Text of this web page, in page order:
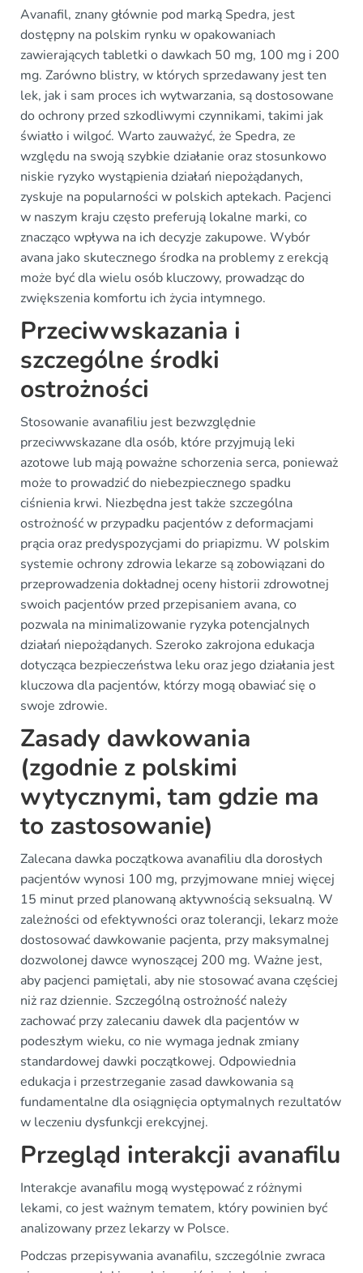
Avanafil, znany głównie pod marką Spedra, jest
dostępny na polskim rynku w opakowaniach
zawierających tabletki o dawkach 50 mg, 100 mg i 200
mg. Zarówno blistry, w których sprzedawany jest ten
lek, jak i sam proces ich wytwarzania, są dostosowane
do ochrony przed szkodliwymi czynnikami, takimi jak
światło i wilgoć. Warto zauważyć, że Spedra, ze
względu na swoją szybkie działanie oraz stosunkowo
niskie ryzyko wystąpienia działań niepożądanych,
zyskuje na popularności w polskich aptekach. Pacjenci
w naszym kraju często preferują lokalne marki, co
znacząco wpływa na ich decyzje zakupowe. Wybór
avana jako skutecznego środka na problemy z erekcją
może być dla wielu osób kluczowy, prowadząc do
zwiększenia komfortu ich życia intymnego.
Przeciwwskazania i
szczególne środki
ostrożności
Stosowanie avanafiliu jest bezwzględnie
przeciwwskazane dla osób, które przyjmują leki
azotowe lub mają poważne schorzenia serca, ponieważ
może to prowadzić do niebezpiecznego spadku
ciśnienia krwi. Niezbędna jest także szczególna
ostrożność w przypadku pacjentów z deformacjami
prącia oraz predyspozycjami do priapizmu. W polskim
systemie ochrony zdrowia lekarze są zobowiązani do
przeprowadzenia dokładnej oceny historii zdrowotnej
swoich pacjentów przed przepisaniem avana, co
pozwala na minimalizowanie ryzyka potencjalnych
działań niepożądanych. Szeroko zakrojona edukacja
dotycząca bezpieczeństwa leku oraz jego działania jest
kluczowa dla pacjentów, którzy mogą obawiać się o
swoje zdrowie.
Zasady dawkowania
(zgodnie z polskimi
wytycznymi, tam gdzie ma
to zastosowanie)
Zalecana dawka początkowa avanafiliu dla dorosłych
pacjentów wynosi 100 mg, przyjmowane mniej więcej
15 minut przed planowaną aktywnością seksualną. W
zależności od efektywności oraz tolerancji, lekarz może
dostosować dawkowanie pacjenta, przy maksymalnej
dozwolonej dawce wynoszącej 200 mg. Ważne jest,
aby pacjenci pamiętali, aby nie stosować avana częściej
niż raz dziennie. Szczególną ostrożność należy
zachować przy zalecaniu dawek dla pacjentów w
podeszłym wieku, co nie wymaga jednak zmiany
standardowej dawki początkowej. Odpowiednia
edukacja i przestrzeganie zasad dawkowania są
fundamentalne dla osiągnięcia optymalnych rezultatów
w leczeniu dysfunkcji erekcyjnej.
Przegląd interakcji avanafilu
Interakcje avanafilu mogą występować z różnymi
lekami, co jest ważnym tematem, który powinien być
analizowany przez lekarzy w Polsce.
Podczas przepisywania avanafilu, szczególnie zwraca